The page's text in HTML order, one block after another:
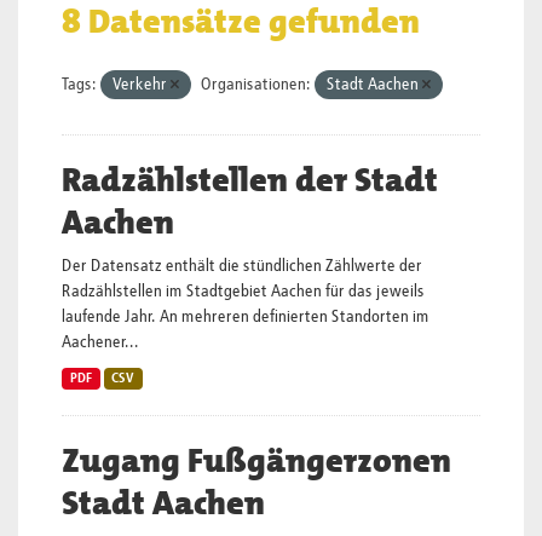
8 Datensätze gefunden
Tags: Verkehr Organisationen: Stadt Aachen
Radzählstellen der Stadt
Aachen
Der Datensatz enthält die stündlichen Zählwerte der
Radzählstellen im Stadtgebiet Aachen für das jeweils
laufende Jahr. An mehreren definierten Standorten im
Aachener...
PDF CSV
Zugang Fußgängerzonen
Stadt Aachen